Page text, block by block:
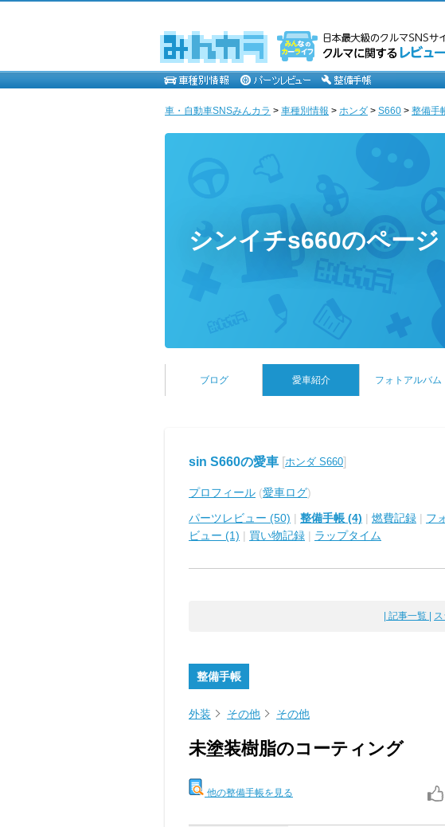
車・自動車SNSみんカラ > 車種別情報 > ホンダ > S660 > 整備手
シンイチs660のページ
ブログ 愛車紹介 フォトアルバム
sin S660の愛車 [ホンダ S660]
プロフィール (愛車ログ)
パーツレビュー (50) | 整備手帳 (4) | 燃費記録 | フ
ビュー (1) | 買い物記録 | ラップタイム
| 記事一覧 |
整備手帳
外装 その他 その他
未塗装樹脂のコーティング
他の整備手帳を見る